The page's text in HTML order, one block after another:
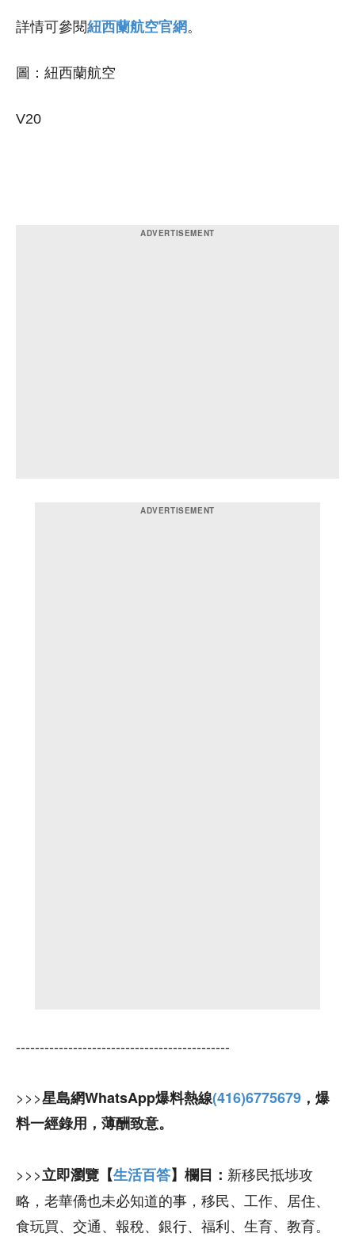
詳情可參閱紐西蘭航空官網 。
圖：紐西蘭航空
V20
---------------------------------------------
>>>星島網WhatsApp爆料熱線(416)6775679 ，爆
料一經錄用，薄酬致意。
>>>立即瀏覽【生活百答】欄目： 新移民抵埗攻
略，老華僑也未必知道的事，移民、工作、居住、
食玩買、交通、報稅、銀行、福利、生育、教育。